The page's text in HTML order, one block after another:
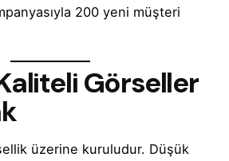
200 yeni müşteri
Görseller
üzerine kuruludur. Düşük